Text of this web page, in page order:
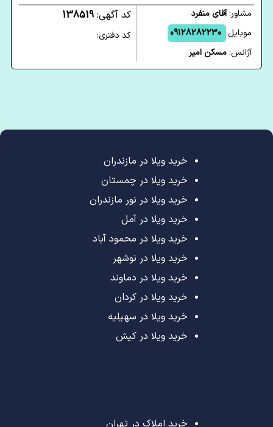
مشاور:آقای منفرد
موبایل: 09128282230
آژانس:مسکن امیر
کد آگهی:138519
کد دفتری:
خرید ویلا در مازندران
خرید ویلا در چمستان
خرید ویلا در نور مازندران
خرید ویلا در آمل
خرید ویلا در محمود آباد
خرید ویلا در نوشهر
خرید ویلا در دماوند
خرید ویلا در کردان
خرید ویلا در سهیلیه
خرید ویلا در کیش
خرید املاک در تهران